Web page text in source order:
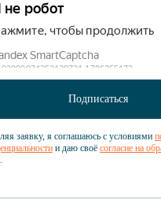
заявку, я соглашаюсь с условиями
и даю своё согласие на
.